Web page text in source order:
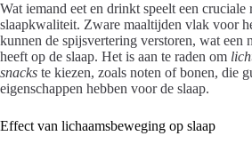
Wat iemand eet en drinkt speelt een cruciale
slaapkwaliteit. Zware maaltijden vlak voor
kunnen de spijsvertering verstoren, wat een
heeft op de slaap. Het is aan te raden om
snacks te kiezen, zoals noten of bonen, die
eigenschappen hebben voor de slaap.
Effect van lichaamsbeweging op slaap